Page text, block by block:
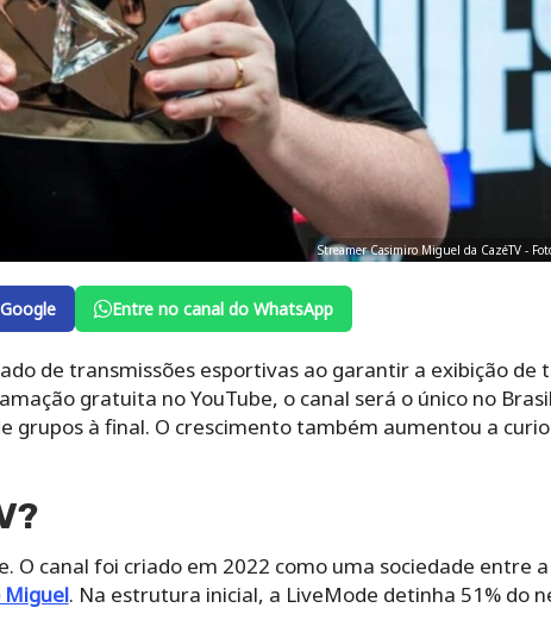
Streamer Casimiro Miguel da CazéTV -
Entre no canal do WhatsApp
de transmissões esportivas ao garantir a exibição de
gratuita no YouTube, o canal será o único no
grupos à final. O crescimento também aumentou a
canal foi criado em 2022 como uma sociedade entre a
Miguel. Na estrutura inicial, a LiveMode detinha 51% do